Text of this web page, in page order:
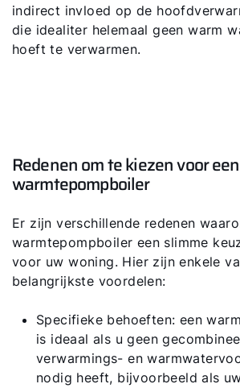
indirect invloed op de
die idealiter helemaal geen warm
hoeft te verwarmen.
Redenen om te kiezen voor een
warmtepompboiler
Er zijn verschillende redenen
warmtepompboiler een slimme
voor uw woning. Hier zijn enkele
belangrijkste voordelen:
Specifieke behoeften: een
is ideaal als u geen
verwarmings- en
nodig heeft, bijvoorbeeld als